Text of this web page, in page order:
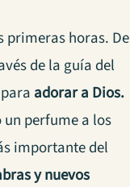
primeras horas. De
de la guía del
adorar a Dios.
un perfume a los
importante del
y nuevos